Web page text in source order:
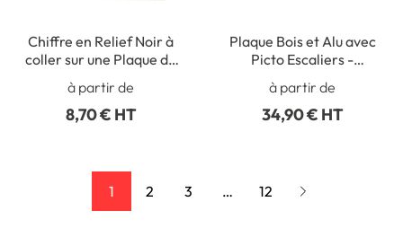
Chiffre en Relief Noir à
coller sur une Plaque de
Gamme Station
à partir de
8,70 € HT
Plaque Bois et Alu avec
Picto Escaliers -
Dimension H 150 x L 50
mm
à partir de
34,90 € HT
1 2 3 … 12